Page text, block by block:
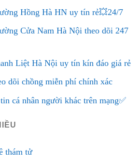
Hồng Hà HN uy tín rẻ💥24/7
Cửa Nam Hà Nội theo dõi 247
Liệt Hà Nội uy tín kín đáo giá rẻ
dõi chồng miễn phí chính xác
cá nhân người khác trên mạng✅
thám tử